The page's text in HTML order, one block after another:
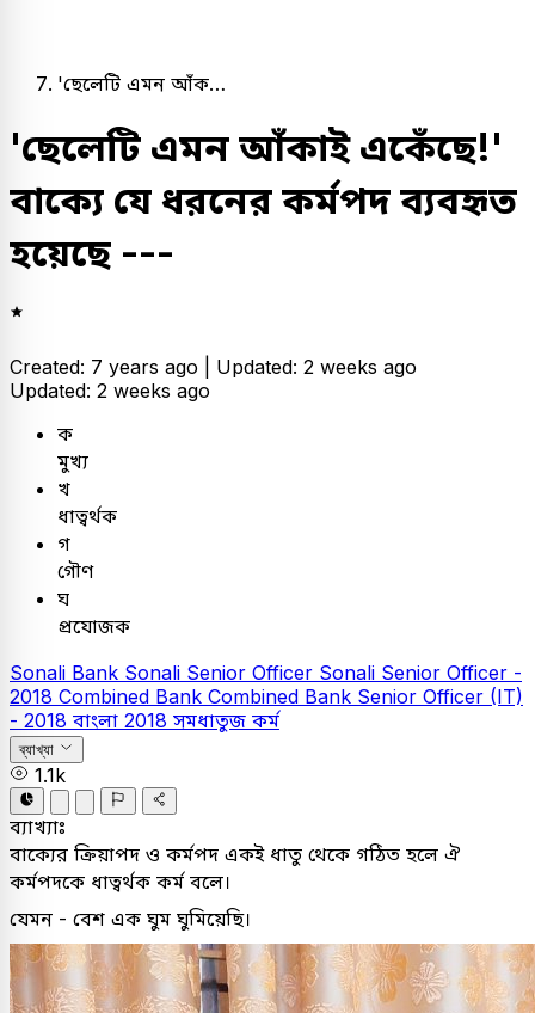
'ছেলেটি এমন আঁক…
'ছেলেটি এমন আঁকাই একেঁছে!'
বাক্যে যে ধরনের কর্মপদ ব্যবহৃত
হয়েছে ---
Created: 7 years ago | Updated: 2 weeks ago
Updated: 2 weeks ago
ক
মুখ্য
খ
ধাত্বর্থক
গ
গৌণ
ঘ
প্রযোজক
Sonali Bank Sonali Senior Officer Sonali Senior Officer -
2018 Combined Bank Combined Bank Senior Officer (IT)
- 2018 বাংলা 2018 সমধাতুজ কর্ম
ব্যাখ্যা
1.1k
ব্যাখ্যাঃ
বাক্যের ক্রিয়াপদ ও কর্মপদ একই ধাতু থেকে গঠিত হলে ঐ
কর্মপদকে ধাত্বর্থক কর্ম বলে।
যেমন - বেশ এক ঘুম ঘুমিয়েছি।